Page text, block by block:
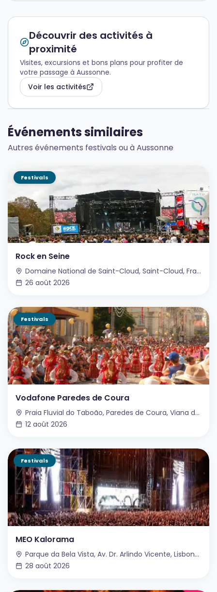
Découvrir des activités à
proximité
Visites, excursions et bons plans pour profiter de
votre passage à Aussonne.
Voir les activités
Événements similaires
Autres événements festivals ou à Aussonne
Festivals
Rock en Seine
Domaine National de Saint-Cloud, Saint-Cloud, France
26 août 2026
Festivals
Vodafone Paredes de Coura
Praia Fluvial do Taboão, Paredes de Coura, Viana do Castelo, Portugal
12 août 2026
Festivals
MEO Kalorama
Parque da Bela Vista, Av. Dr. Arlindo Vicente, Lisbonne, Portugal
28 août 2026